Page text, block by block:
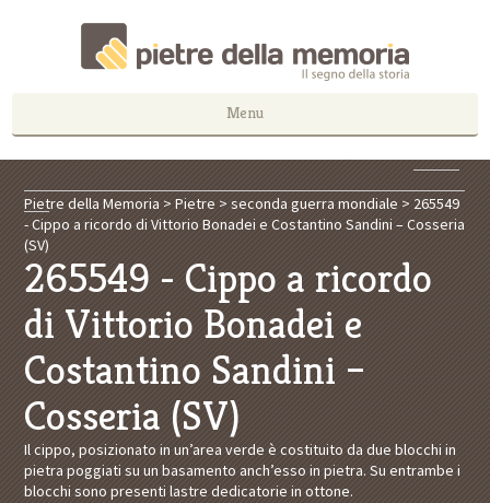
Menu
Pietre della Memoria >Pietre >seconda guerra mondiale > 265549
- Cippo a ricordo di Vittorio Bonadei e Costantino Sandini – Cosseria
(SV)
265549 - Cippo a ricordo
di Vittorio Bonadei e
Costantino Sandini –
Cosseria (SV)
Il cippo, posizionato in un’area verde è costituito da due blocchi in
pietra poggiati su un basamento anch’esso in pietra. Su entrambe i
blocchi sono presenti lastre dedicatorie in ottone.